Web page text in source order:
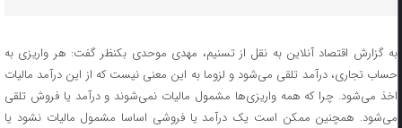
به گزارش اقتصاد آنلاین به نقل از تسنیم، مهدی موحدی بکنظر گفت: هر واریزی به
حساب تجاری، درآمد تلقی می‌شود و لزوما به این معنی نیست که از این درآمد مالیات
اخذ می‌شود. چرا که همه واریزی‌ها مشمول مالیات نمی‌شوند و درآمد یا فروش تلقی
می‌شود. همچنین ممکن است یک درآمد یا فروشی اساسا مشمول مالیات نشود یا